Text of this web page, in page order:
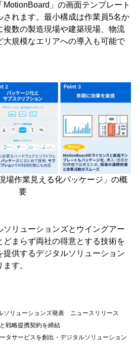
」の画面テンプレート
されます。最小構成は作業員5名か
複数の製造現場や建築現場、物流
大規模なエリアへの導入も可能で
場作業見える化パッケージ」の概
要
リューションズとウイングアー
どまらず両社の得意とする技術を
供するデジタルソリューション
す。
リューションズ発表 ニュースリリース
戦略提携契約を締結
タサービスを創出・デジタルソリューション